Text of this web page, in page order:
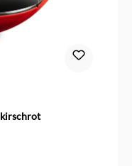
kirschrot